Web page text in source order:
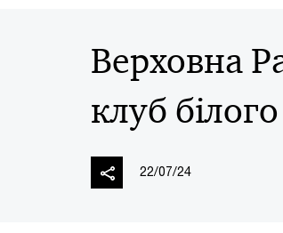
Верховна
клуб
22/07/24